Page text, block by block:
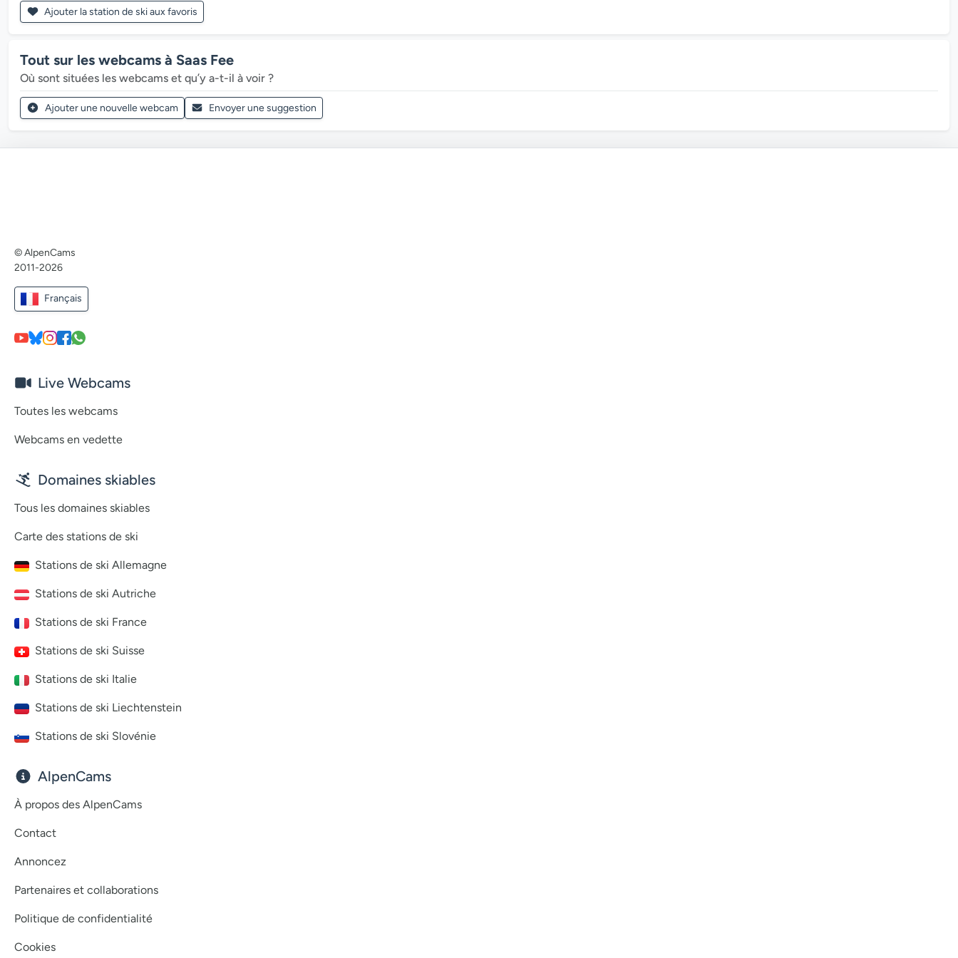
Ajouter la station de ski aux favoris
Tout sur les webcams à Saas Fee
Où sont situées les webcams et qu’y a-t-il à voir ?
Ajouter une nouvelle webcam Envoyer une suggestion
© AlpenCams
2011-2026
Français
Live Webcams
Toutes les webcams
Webcams en vedette
Domaines skiables
Tous les domaines skiables
Carte des stations de ski
Stations de ski Allemagne
Stations de ski Autriche
Stations de ski France
Stations de ski Suisse
Stations de ski Italie
Stations de ski Liechtenstein
Stations de ski Slovénie
AlpenCams
À propos des AlpenCams
Contact
Annoncez
Partenaires et collaborations
Politique de confidentialité
Cookies